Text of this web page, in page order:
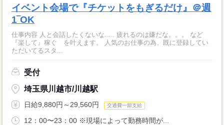
イベント会場で『チケットをもぎるだけ』＠週
1‾OK
仕事内容 人と会話したくないな..... 疲れるのは嫌だな。。。 など
『楽して』稼ぐ を叶えます。 人気のお仕事の為、既に登録してい
ただいてるスタ...
受付
埼玉県川越市/川越駅
日給9,880円～29,560円 交通費一部支給
12：00〜23：00 ※現場によって勤務時間が...